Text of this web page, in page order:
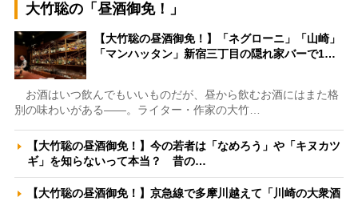
大竹聡の「昼酒御免！」
【大竹聡の昼酒御免！】「ネグローニ」「山崎」
「マンハッタン」新宿三丁目の隠れ家バーで1…
お酒はいつ飲んでもいいものだが、昼から飲むお酒にはまた格
別の味わいがある――。ライター・作家の大竹…
【大竹聡の昼酒御免！】今の若者は「なめろう」や「キヌカツ
ギ」を知らないって本当？ 昔の…
【大竹聡の昼酒御免！】京急線で多摩川越えて「川崎の大衆酒